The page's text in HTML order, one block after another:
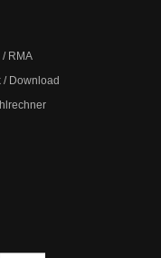
RMA
/ Download